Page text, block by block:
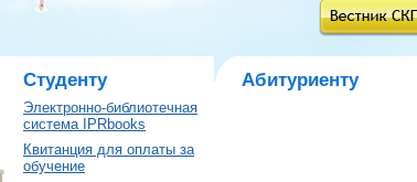
Студенту
Электронно-библиотечная
система IPRbooks
Квитанция для оплаты за
обучение
Абитуриенту